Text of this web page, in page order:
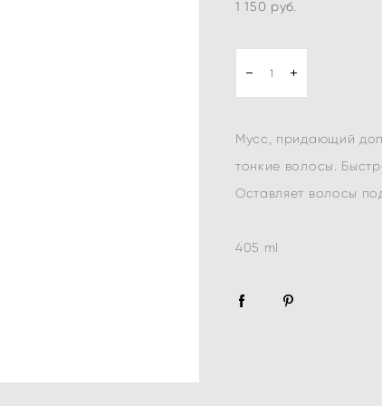
1 150 pуб.
Мусс, придающий
тонкие волосы.
Оставляет волосы
405 ml